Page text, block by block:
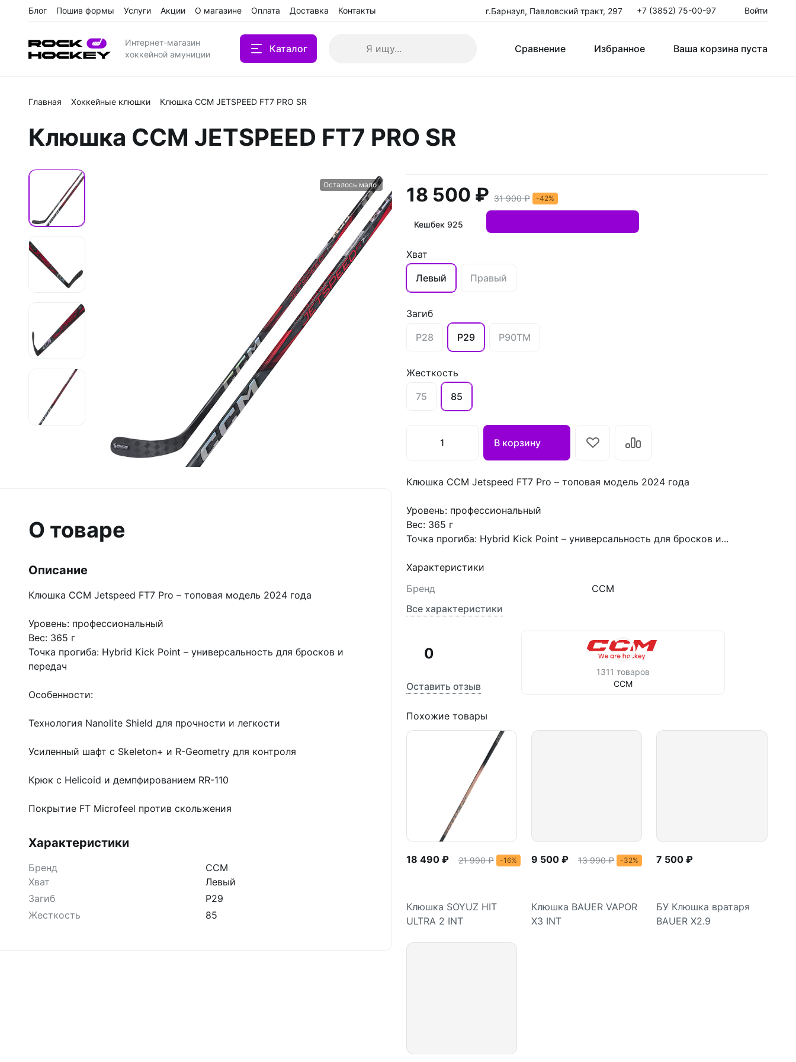
Блог Пошив формы Услуги Акции О магазине Оплата Доставка Контакты г.Барнаул, Павловский тракт, 297 +7 (3852) 75-00-97 Войти
Интернет-магазин
хоккейной амуниции
Каталог Сравнение Избранное Ваша корзина пуста
Вратарские клюшки
Клюшки БУ Клюшки переходные INT
Главная Хоккейные клюшки Клюшка CCM JETSPEED FT7 PRO SR
Клюшка CCM JETSPEED FT7 PRO SR
Осталось мало 18 500 ₽ 31 900 ₽ -42%
Кешбек 925
Хват
Левый
Правый
Загиб
P28
P29 P90TM
Жесткость
75
85
В корзину
Клюшка CCM Jetspeed FT7 Pro – топовая модель 2024 года
Уровень: профессиональный
Вес: 365 г
Точка прогиба: Hybrid Kick Point – универсальность для бросков и...
Характеристики
Бренд
CCM
Все характеристики
0
Оставить отзыв
1311 товаров
CCM
Похожие товары
18 490 ₽ 21 990 ₽ -16%
Клюшка SOYUZ HIT
ULTRA 2 INT
9 500 ₽ 13 990 ₽ -32%
Клюшка BAUER VAPOR
X3 INT
7 500 ₽
БУ Клюшка вратаря
BAUER X2.9
О товаре
Описание
Клюшка CCM Jetspeed FT7 Pro – топовая модель 2024 года
Уровень: профессиональный
Вес: 365 г
Точка прогиба: Hybrid Kick Point – универсальность для бросков и
передач
Особенности:
Технология Nanolite Shield для прочности и легкости
Усиленный шафт с Skeleton+ и R-Geometry для контроля
Крюк с Helicoid и демпфированием RR-110
Покрытие FT Microfeel против скольжения
Характеристики
Бренд
CCM
Хват
Левый
Загиб
P29
Жесткость
85